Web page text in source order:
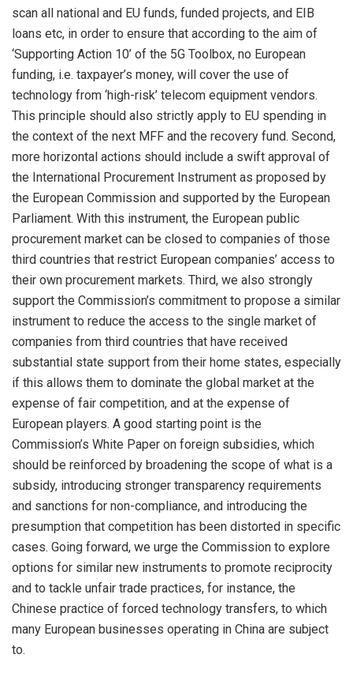
scan all national and EU funds, funded projects, and EIB
loans etc, in order to ensure that according to the aim of
‘Supporting Action 10’ of the 5G Toolbox, no European
funding, i.e. taxpayer’s money, will cover the use of
technology from ‘high-risk’ telecom equipment vendors.
This principle should also strictly apply to EU spending in
the context of the next MFF and the recovery fund. Second,
more horizontal actions should include a swift approval of
the International Procurement Instrument as proposed by
the European Commission and supported by the European
Parliament. With this instrument, the European public
procurement market can be closed to companies of those
third countries that restrict European companies’ access to
their own procurement markets. Third, we also strongly
support the Commission’s commitment to propose a similar
instrument to reduce the access to the single market of
companies from third countries that have received
substantial state support from their home states, especially
if this allows them to dominate the global market at the
expense of fair competition, and at the expense of
European players. A good starting point is the
Commission’s White Paper on foreign subsidies, which
should be reinforced by broadening the scope of what is a
subsidy, introducing stronger transparency requirements
and sanctions for non-compliance, and introducing the
presumption that competition has been distorted in specific
cases. Going forward, we urge the Commission to explore
options for similar new instruments to promote reciprocity
and to tackle unfair trade practices, for instance, the
Chinese practice of forced technology transfers, to which
many European businesses operating in China are subject
to.